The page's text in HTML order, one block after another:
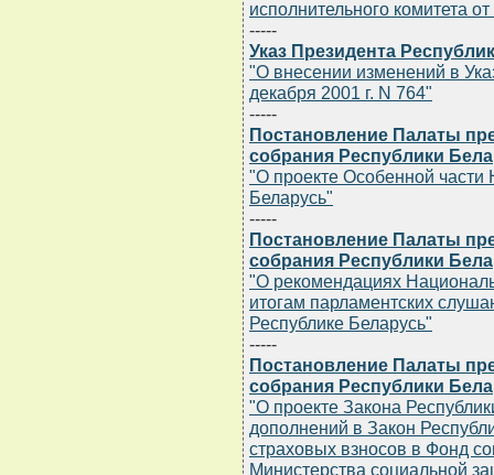
исполнительного комитета
-----
Указ Президента
"О внесении изменений в
декабря 2001 г. N 764"
-----
Постановление Палаты
собрания Республики
"О проекте Особенной части
Беларусь"
-----
Постановление Палаты
собрания Республики
"О рекомендациях
итогам парламентских
Республике Беларусь"
-----
Постановление Палаты
собрания Республики
"О проекте Закона
дополнений в Закон
страховых взносов в Фонд
Министерства социальной